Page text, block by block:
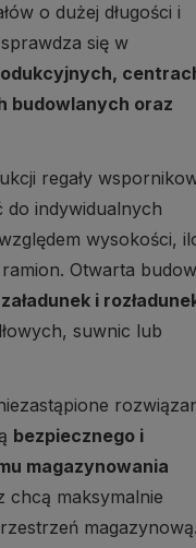
o dużej długości i
się w
budowlanych oraz
regały
do indywidualnych
wysokości,
Otwarta
i
suwnic lub
bezpiecznego i
magazynowania
chcą maksymalnie